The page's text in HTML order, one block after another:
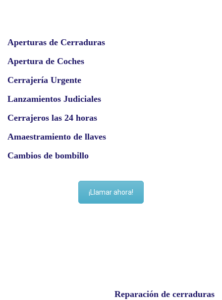
Aperturas de Cerraduras
Apertura de Coches
Cerrajería Urgente
Lanzamientos Judiciales
Cerrajeros las 24 horas
Amaestramiento de llaves
Cambios de bombillo
¡Llamar ahora!
Reparación de cerraduras